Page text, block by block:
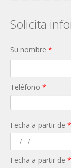
Solicita
Su nombre *
Teléfono *
Fecha a partir de *
Fecha a partir de *